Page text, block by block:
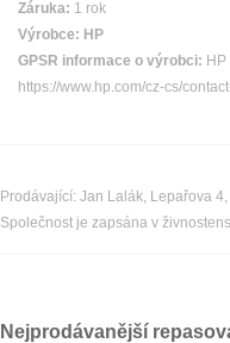
Záruka: 1 rok
Výrobce: HP
GPSR informace o výrobci:
https://www.hp.com/cz-cs/
Prodávající: Jan Lalák, Lepařova
Společnost je zapsána v
Nejprodávanější